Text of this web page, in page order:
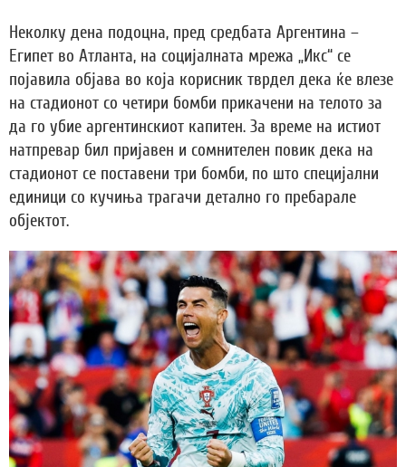
Неколку дена подоцна, пред средбата Аргентина –
Египет во Атланта, на социјалната мрежа „Икс“ се
појавила објава во која корисник тврдел дека ќе влезе
на стадионот со четири бомби прикачени на телото за
да го убие аргентинскиот капитен. За време на истиот
натпревар бил пријавен и сомнителен повик дека на
стадионот се поставени три бомби, по што специјални
единици со кучиња трагачи детално го пребарале
објектот.